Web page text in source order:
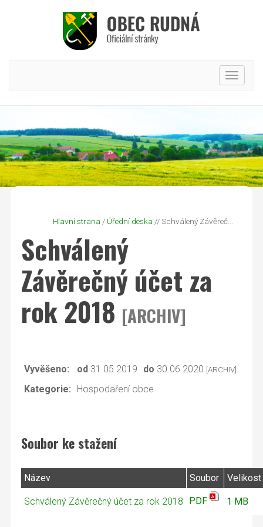
Hlavní
Hlavní strana / Úřední deska // Schválený Závěreč...
Schválený
Závěrečný účet za
rok 2018 [ARCHIV]
Vyvěšeno: od 31.05.2019 do 30.06.2020 [ARCHIV]
Kategorie: Hospodaření obce
Soubor ke stažení
Název Soubor Velikost
Schválený Závěrečný účet za rok 2018 PDF 1 MB